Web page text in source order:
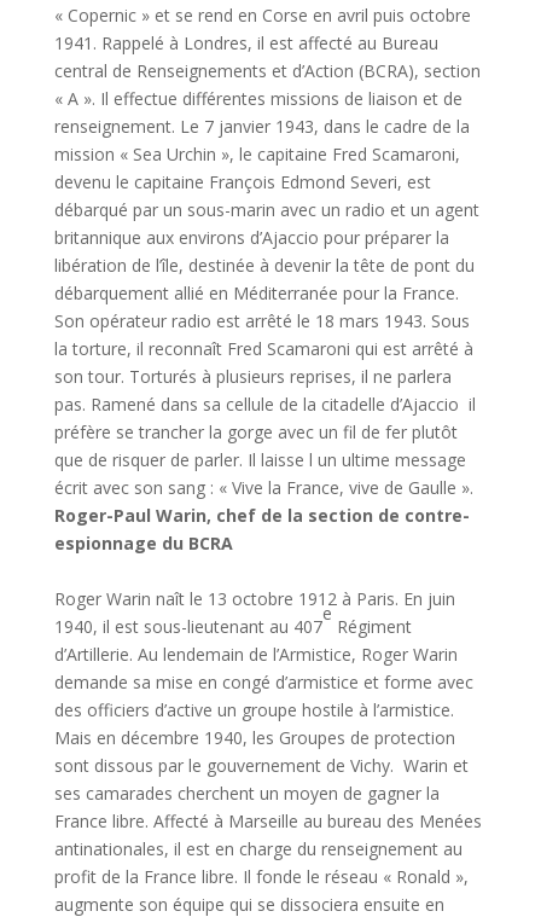
« Copernic » et se rend en Corse en avril puis octobre
1941. Rappelé à Londres, il est affecté au Bureau
central de Renseignements et d’Action (BCRA), section
« A ». Il effectue différentes missions de liaison et de
renseignement. Le 7 janvier 1943, dans le cadre de la
mission « Sea Urchin », le capitaine Fred Scamaroni,
devenu le capitaine François Edmond Severi, est
débarqué par un sous-marin avec un radio et un agent
britannique aux environs d’Ajaccio pour préparer la
libération de l’île, destinée à devenir la tête de pont du
débarquement allié en Méditerranée pour la France.
Son opérateur radio est arrêté le 18 mars 1943. Sous
la torture, il reconnaît Fred Scamaroni qui est arrêté à
son tour. Torturés à plusieurs reprises, il ne parlera
pas. Ramené dans sa cellule de la citadelle d’Ajaccio il
préfère se trancher la gorge avec un fil de fer plutôt
que de risquer de parler. Il laisse l un ultime message
écrit avec son sang : « Vive la France, vive de Gaulle ».
Roger-Paul Warin, chef de la section de contre-
espionnage du BCRA
Roger Warin naît le 13 octobre 1912 à Paris. En juin
1940, il est sous-lieutenant au 407
e
Régiment
d’Artillerie. Au lendemain de l’Armistice, Roger Warin
demande sa mise en congé d’armistice et forme avec
des officiers d’active un groupe hostile à l’armistice.
Mais en décembre 1940, les Groupes de protection
sont dissous par le gouvernement de Vichy. Warin et
ses camarades cherchent un moyen de gagner la
France libre. Affecté à Marseille au bureau des Menées
antinationales, il est en charge du renseignement au
profit de la France libre. Il fonde le réseau « Ronald »,
augmente son équipe qui se dissociera ensuite en